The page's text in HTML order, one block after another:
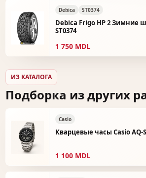
Debica ST0374
Debica Frigo HP 2 Зимние
ST0374
1 750 MDL
ИЗ КАТАЛОГА
Подборка из других
Casio
Кварцевые часы Casio AQ-
1 100 MDL